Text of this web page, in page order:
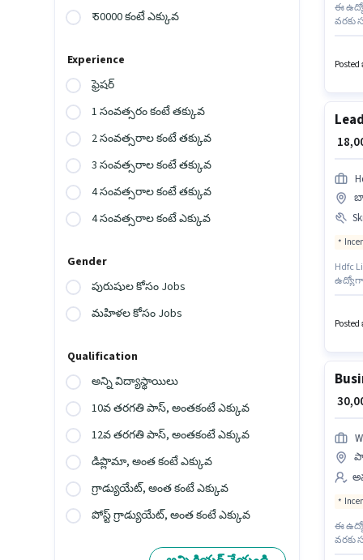
₹ 50000 కంటే ఎక్కువ
Experience
ఫ్రెషర్
1 సంవత్సరం కంటే తక్కువ
2 సంవత్సరాల కంటే తక్కువ
3 సంవత్సరాల కంటే తక్కువ
4 సంవత్సరాల కంటే తక్కువ
4 సంవత్సరాల కంటే ఎక్కువ
Gender
పురుషుల కోసం Jobs
మహిళల కోసం Jobs
Qualification
అన్ని విద్యాస్థాయిలు
10వ తరగతి పాస్, అంతకంటే ఎక్కువ
12వ తరగతి పాస్, అంతకంటే ఎక్కువ
డిప్లొమా, అంత కంటే ఎక్కువ
గ్రాడ్యుయేట్, అంత కంటే ఎక్కువ
పోస్ట్ గ్రాడ్యుయేట్, అంత కంటే ఎక్కువ
ఈ
వరకు
లో
₹
Hdfc
కోసం
₹
ఈ
వరకు